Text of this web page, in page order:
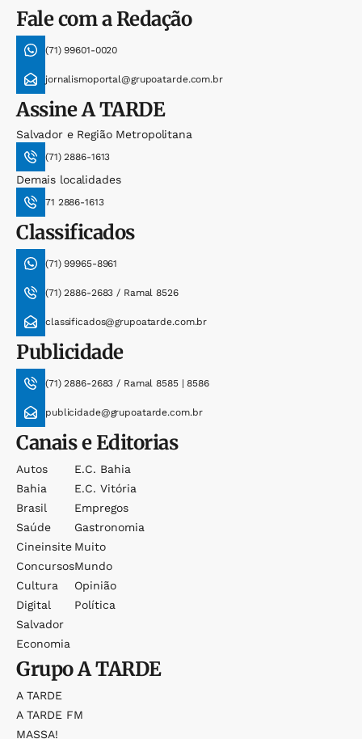
Fale com a Redação
(71) 99601-0020
jornalismoportal@grupoatarde.com.br
AssineA TARDE
Salvador e Região Metropolitana
(71) 2886-1613
Demais localidades
71 2886-1613
Classificados
(71) 99965-8961
(71) 2886-2683 / Ramal 8526
classificados@grupoatarde.com.br
Publicidade
(71) 2886-2683 / Ramal 8585 | 8586
publicidade@grupoatarde.com.br
Canais e Editorias
Autos
Bahia
Brasil
Saúde
Cineinsite
Concursos
Cultura
Digital
Salvador
Economia
E.c. Bahia
E.c. Vitória
Empregos
Gastronomia
Muito
Mundo
Opinião
Política
GrupoA TARDE
A TARDE
A TARDE FM
MASSA!